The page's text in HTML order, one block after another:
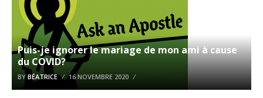
Puis-je ignorer le mariage de mon ami à cause
du COVID?
BY BÉATRICE 16 NOVEMBRE 2020